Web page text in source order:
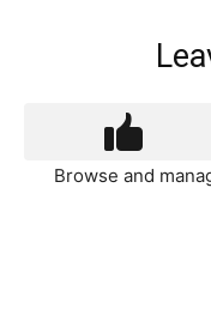
Browse and